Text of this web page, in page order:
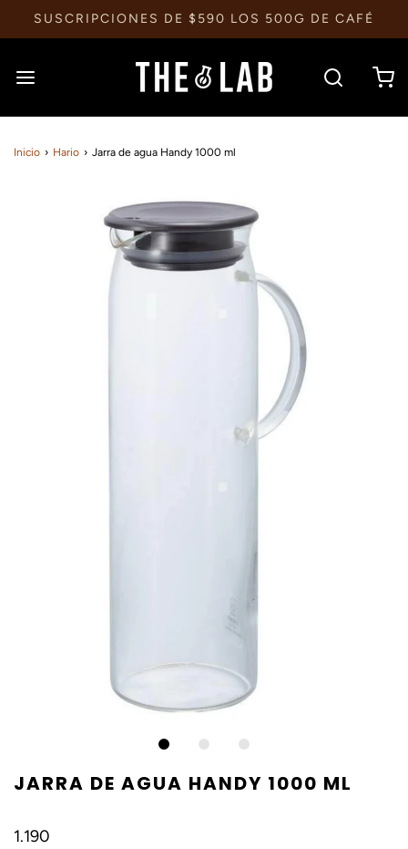
SUSCRIPCIONES DE $590 LOS 500G DE CAFÉ
Inicio › Hario › Jarra de agua Handy 1000 ml
JARRA DE AGUA HANDY 1000 ML
1.190